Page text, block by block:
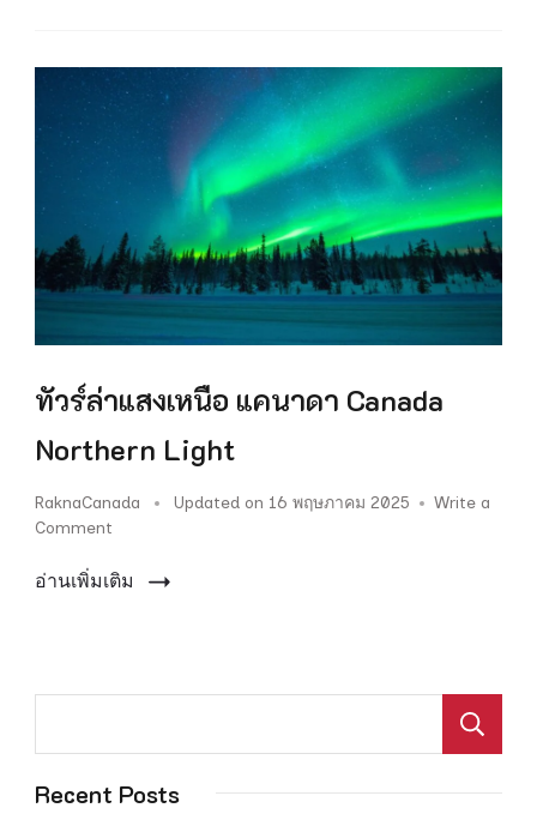
2026
ทัวร์ล่าแสงเหนือ แคนาดา Canada
Northern Light
RaknaCanada Updated on 16 พฤษภาคม 2025
Write a
Comment
ล่า
อ่านเพิ่มเติม
Recent Posts